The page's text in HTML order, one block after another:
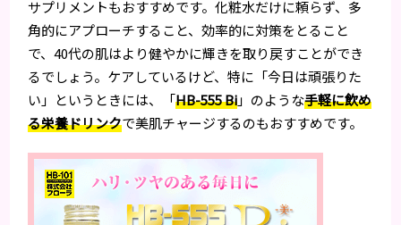
サプリメントもおすすめです。化粧水だけに頼らず、多
角的にアプローチすること、効率的に対策をとること
で、40代の肌はより健やかに輝きを取り戻すことができ
るでしょう。ケアしているけど、特に「今日は頑張りた
い」というときには、「HB-555 Bi」のような手軽に飲め
る栄養ドリンクで美肌チャージするのもおすすめです。